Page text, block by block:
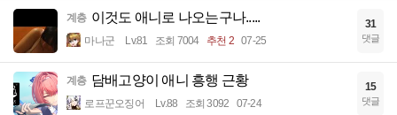
계층 이것도 애니로 나오는구나.....
마나군 Lv.81 조회 7004 추천 2 07-25
31
댓글
계층 담배고양이 애니 흥행 근황
로프꾼오징어 Lv.88 조회 3092 07-24
15
댓글